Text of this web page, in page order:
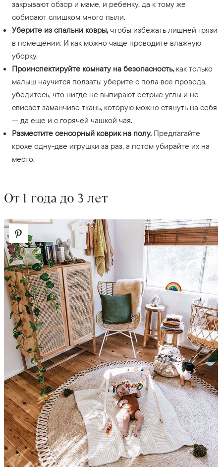
закрывают обзор и маме, и ребенку, да к тому же
собирают слишком много пыли.
Уберите из спальни ковры, чтобы избежать лишней грязи
в помещении. И как можно чаще проводите влажную
уборку.
Проинспектируйте комнату на безопасность, как только
малыш научится ползать: уберите с пола все провода,
убедитесь, что нигде не выпирают острые углы и не
свисает заманчиво ткань, которую можно стянуть на себя
— да еще и с горячей чашкой чая.
Разместите сенсорный коврик на полу. Предлагайте
крохе одну-две игрушки за раз, а потом убирайте их на
место.
От 1 года до 3 лет